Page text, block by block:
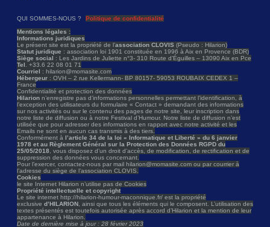
QUI SOMMES-NOUS ?
Politique de confidentialité
Mentions légales :
Informations juridiques
Le présent site est la propriété de l’association CLOVIS (Pseudo : Hilarion)
Statut juridique : association loi 1901 constituée en 1996 à Aix en Provence (BDR)
Siège social : Les Jardins de Juliette n°3- 310 Route d’Éguilles – 13090 Aix en Pce
Tel . +33.6 22 08 01 71
Courriel : hilarion@momasite.com
Hébergeur : OVH – 2 rue Kellermann- BP 80157- 59053 ROUBAIX CEDEX 1 –
France
Confidentialité et protection des données
Hilarion n’enregistre pas d’informations personnelles permettant l’identification, à
l’exception des utilisateurs du formulaire « Contact » demandant des informations
sur nos activités ou sur le contenu des pages de notre site, leur inscription dans
notre liste de diffusion ou à notre Festival d’Humour. Notre liste de diffusion n’est
utilisée que pour adresser des informations en rapport avec notre activité et les
Emails ne sont en aucun cas transmis à des tiers.
Conformément à l’article 34 de la loi « Informatique et Liberté » du 6 janvier
1978 et au Règlement Général sur la Protection des Données RGPD du
25/05/2018 , vous disposez d’un droit d’accès, de modification, de rectification et de
suppression des données vous concernant.
Pour l’exercer, contactez-nous par mail hilarion@momasite.com ou par courrier à
l’adresse du siège de l’association CLOVIS.
Cookies
le site Internet Hilarion n’utilise pas de Cookies
Propriété intellectuelle et copyright
Le site internet http://hilarion-humour-maconnique.fr/ est la propriété
exclusive d’HILARION , ainsi que tous les éléments qui le composent. L’utilisation des
textes présentés est toutefois autorisée après accord d’Hilarion et la mention de leur
appartenance à Hilarion.
Date de dernière mise à jour : 28 février 2023